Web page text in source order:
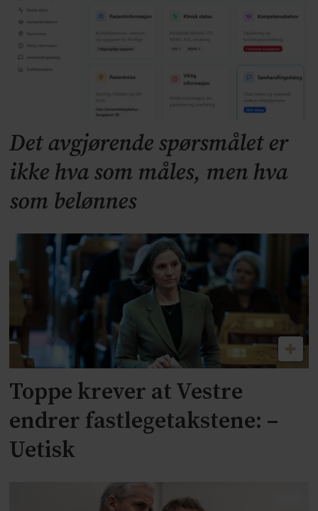
Det avgjørende spørsmålet er
ikke hva som måles, men hva
som belønnes
Toppe krever at Vestre
endrer fastlegetakstene: –
Uetisk